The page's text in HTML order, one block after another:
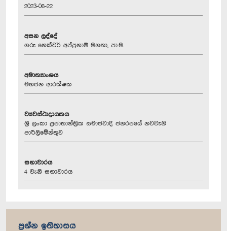
2023-06-22
අසන ලද්දේ
ගරු හෙක්ටර් අප්පුහාමි මහතා, පා.ම.
අමාත්‍යාංශය
මහජන ආරක්ෂක
ව්‍යවස්ථාදායකය
ශ්‍රී ලංකා ප්‍රජාතාන්ත්‍රික සමාජවාදී ජනරජයේ නවවැනි
පාර්ලිමේන්තුව
සභාවාරය
4 වැනි සභාවාරය
ප්‍රශ්න ඉතිහාසය